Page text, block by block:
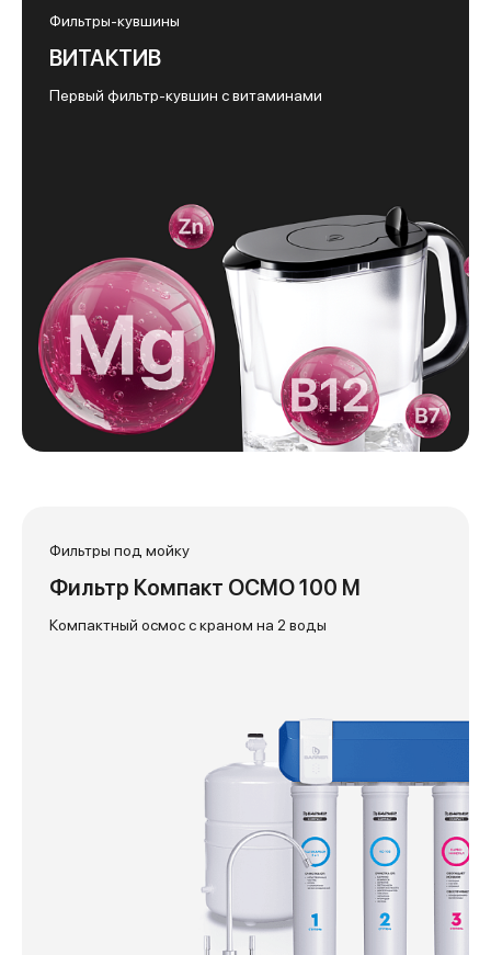
Фильтры-кувшины
ВИТАКТИВ
Первый фильтр-кувшин с витаминами
Фильтры под мойку
Фильтр Компакт ОСМО 100 М
Компактный осмос с краном на 2 воды